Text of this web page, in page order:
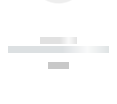
------------
----------- ----------- ----------